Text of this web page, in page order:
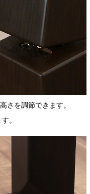
さを調節できます。
。